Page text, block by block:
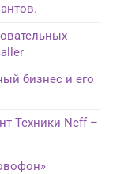
бизнес и его
Техники Neff –